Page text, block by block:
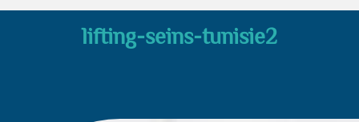
lifting-seins-tunisie2